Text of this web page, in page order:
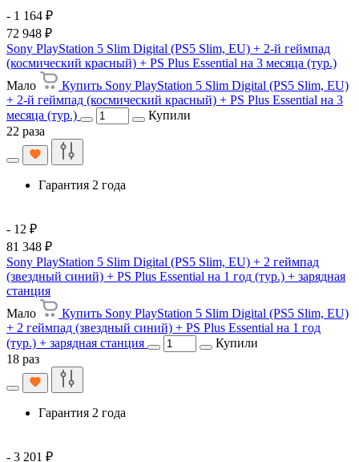
- 1 164 ₽
72 948 ₽
Sony PlayStation 5 Slim Digital (PS5 Slim, EU) + 2-й геймпад
(космический красный) + PS Plus Essential на 3 месяца (тур.)
Мало
Купить Sony PlayStation 5 Slim Digital (PS5 Slim, EU)
+ 2-й геймпад (космический красный) + PS Plus Essential на 3
месяца (тур.)
Купили
22 раза
Гарантия 2 года
- 12 ₽
81 348 ₽
Sony PlayStation 5 Slim Digital (PS5 Slim, EU) + 2 геймпад
(звездный синий) + PS Plus Essential на 1 год (тур.) + зарядная
станция
Мало
Купить Sony PlayStation 5 Slim Digital (PS5 Slim, EU)
+ 2 геймпад (звездный синий) + PS Plus Essential на 1 год
(тур.) + зарядная станция
Купили
18 раз
Гарантия 2 года
- 3 201 ₽